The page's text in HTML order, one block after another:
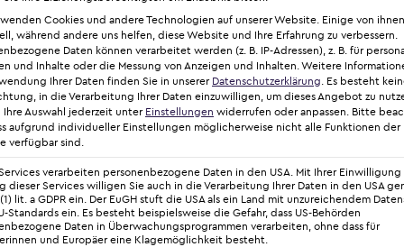
Gewebe im Bauchbereich. Während sich
stören sich an dem zurückbleibendem Babybauch.
Gewichtszunahme verbunden, schließlich braucht der
mit Größe und Gewicht des Kindes zu. Auch die
Baby-Bauch oder After-Baby-Body anzugehen
auch durch langsames Abnehmen nicht, bleibt
Frauen entscheiden sich für ein sogenanntes
sich bei der Bauchstraffung auch etwaige
Cookies und andere Technologien auf unserer Website. Einige von
während andere uns helfen, diese Website und Ihre Erfahrung zu verbessern.
Daten können verarbeitet werden (z. B. IP-Adressen), z. B. für
und Inhalte oder die Messung von Anzeigen und Inhalten. Weitere
Ihrer Daten finden Sie in unserer Datenschutzerklärung Es besteht
in die Verarbeitung Ihrer Daten einzuwilligen, um dieses Angebot zu
Ihre Auswahl jederzeit unter Einstellungen widerrufen oder anpassen. Bitte
aufgrund individueller Einstellungen möglicherweise nicht alle Funktionen der
verfügbar sind.
verarbeiten personenbezogene Daten in den USA. Mit Ihrer Einwilligung
dieser Services willigen Sie auch in die Verarbeitung Ihrer Daten in den USA
lit. a GDPR ein. Der EuGH stuft die USA als ein Land mit unzureichendem
Standards ein. Es besteht beispielsweise die Gefahr, dass US-Behörden
Daten in Überwachungsprogrammen verarbeiten, ohne dass für
und Europäer eine Klagemöglichkeit besteht.